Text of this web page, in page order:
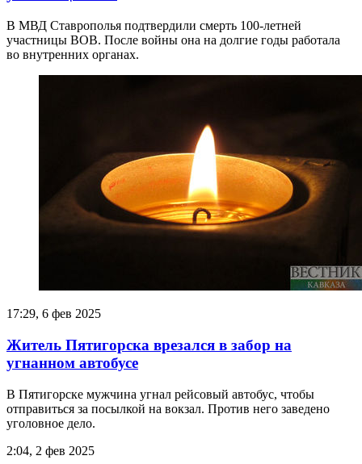
В МВД Ставрополья подтвердили смерть 100-летней
участницы ВОВ. После войны она на долгие годы работала
во внутренних органах.
17:29, 6 фев 2025
Житель Пятигорска врезался в забор на
угнанном автобусе
В Пятигорске мужчина угнал рейсовый автобус, чтобы
отправиться за посылкой на вокзал. Против него заведено
уголовное дело.
2:04, 2 фев 2025